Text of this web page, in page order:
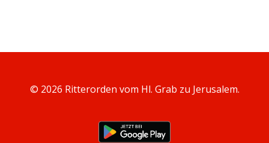
© 2026 Ritterorden vom Hl. Grab zu Jerusalem.